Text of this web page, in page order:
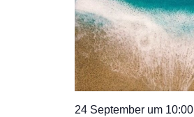
24 September um 10:00